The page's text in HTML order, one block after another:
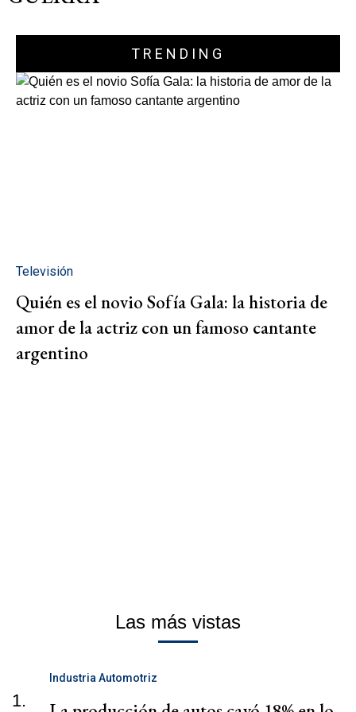
TRENDING
Televisión
Quién es el novio Sofía Gala: la historia de
amor de la actriz con un famoso cantante
argentino
Las más vistas
1.
Industria Automotriz